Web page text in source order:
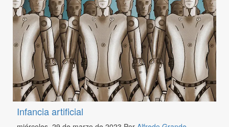
Infancia artificial